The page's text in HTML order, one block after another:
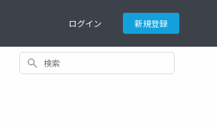
ログイン 新規登録
検索